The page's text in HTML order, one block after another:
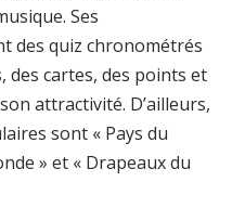
Ses
des quiz chronométrés
des cartes, des points et
attractivité. D’ailleurs,
sont « Pays du
» et « Drapeaux du